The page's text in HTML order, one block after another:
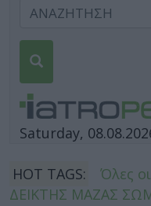
Saturday,
HOT TAGS:
Όλες
ΔΕΙΚΤΗΣ ΜΑΖΑΣ